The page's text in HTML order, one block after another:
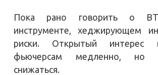
Пока рано говорить о
инструменте, хеджирующем
риски. Открытый интерес
фьючерсам медленно, но
снижаться.